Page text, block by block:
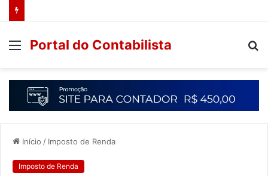
Portal do Contabilista
Início / Imposto de Renda
Imposto de Renda